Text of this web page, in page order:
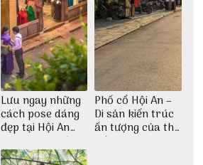
Lưu ngay những
cách pose dáng
đẹp tại Hội An
cho dân nghiện
sống ảo
Phố cổ Hội An –
Di sản kiến trúc
ấn tượng của thế
giới